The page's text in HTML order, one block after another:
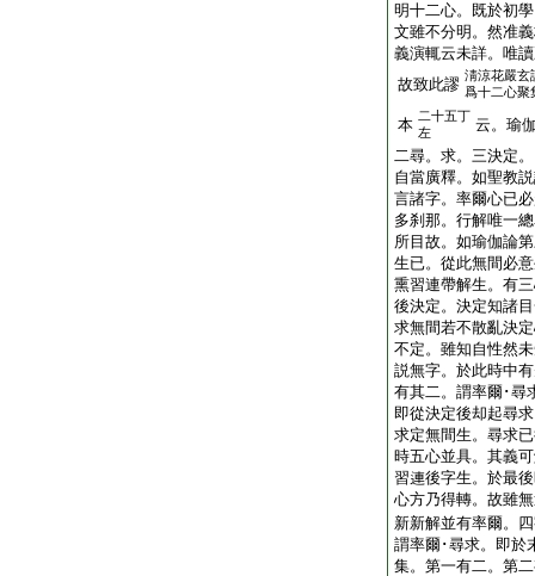
明十二心。既於初
文雖不分明。然准
義演輒云未詳。唯
故致此謬 淸涼花嚴玄
爲十二心聚
本 二十五丁
左
云。瑜
二尋。求。三決定
自當廣釋。如聖教
言諸字。率爾心已
多刹那。行解唯一
所目故。如瑜伽論
生已。從此無間必
熏習連帶解生。有
後決定。決定知諸
求無間若不散亂決
不定。雖知自性然
説無字。於此時中
有其二。謂率爾･尋
即從決定後却起尋
求定無間生。尋求
時五心並具。其義
習連後字生。於最
心方乃得轉。故雖
新新解並有率爾。
謂率爾･尋求。即於
集。第一有二。第